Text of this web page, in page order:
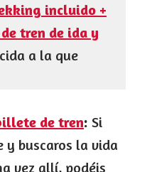
incluido +
tren de ida y
a la que
de tren: Si
y buscaros la vida
vez allí, podéis